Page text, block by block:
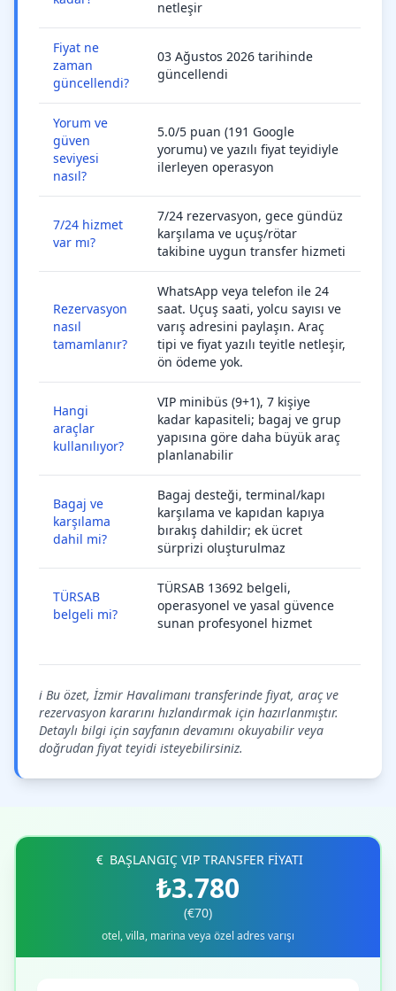
netleşir
Fiyat ne
zaman
güncellendi?
03 Ağustos 2026 tarihinde
güncellendi
Yorum ve
güven
seviyesi
nasıl?
5.0/5 puan (191 Google
yorumu) ve yazılı fiyat teyidiyle
ilerleyen operasyon
7/24 hizmet
var mı?
7/24 rezervasyon, gece gündüz
karşılama ve uçuş/rötar
takibine uygun transfer hizmeti
Rezervasyon
nasıl
tamamlanır?
WhatsApp veya telefon ile 24
saat. Uçuş saati, yolcu sayısı ve
varış adresini paylaşın. Araç
tipi ve fiyat yazılı teyitle netleşir,
ön ödeme yok.
Hangi
araçlar
kullanılıyor?
VIP minibüs (9+1), 7 kişiye
kadar kapasiteli; bagaj ve grup
yapısına göre daha büyük araç
planlanabilir
Bagaj ve
karşılama
dahil mi?
Bagaj desteği, terminal/kapı
karşılama ve kapıdan kapıya
bırakış dahildir; ek ücret
sürprizi oluşturulmaz
TÜRSAB
belgeli mi?
TÜRSAB 13692 belgeli,
operasyonel ve yasal güvence
sunan profesyonel hizmet
ℹ️ Bu özet, İzmir Havalimanı transferinde fiyat, araç ve
rezervasyon kararını hızlandırmak için hazırlanmıştır.
Detaylı bilgi için sayfanın devamını okuyabilir veya
doğrudan fiyat teyidi isteyebilirsiniz.
BAŞLANGIÇ VIP TRANSFER FİYATI
₺3.780
(€70)
otel, villa, marina veya özel adres varışı